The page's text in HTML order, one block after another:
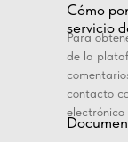
Cómo
servicio
Para
de la
contacto
electrónico